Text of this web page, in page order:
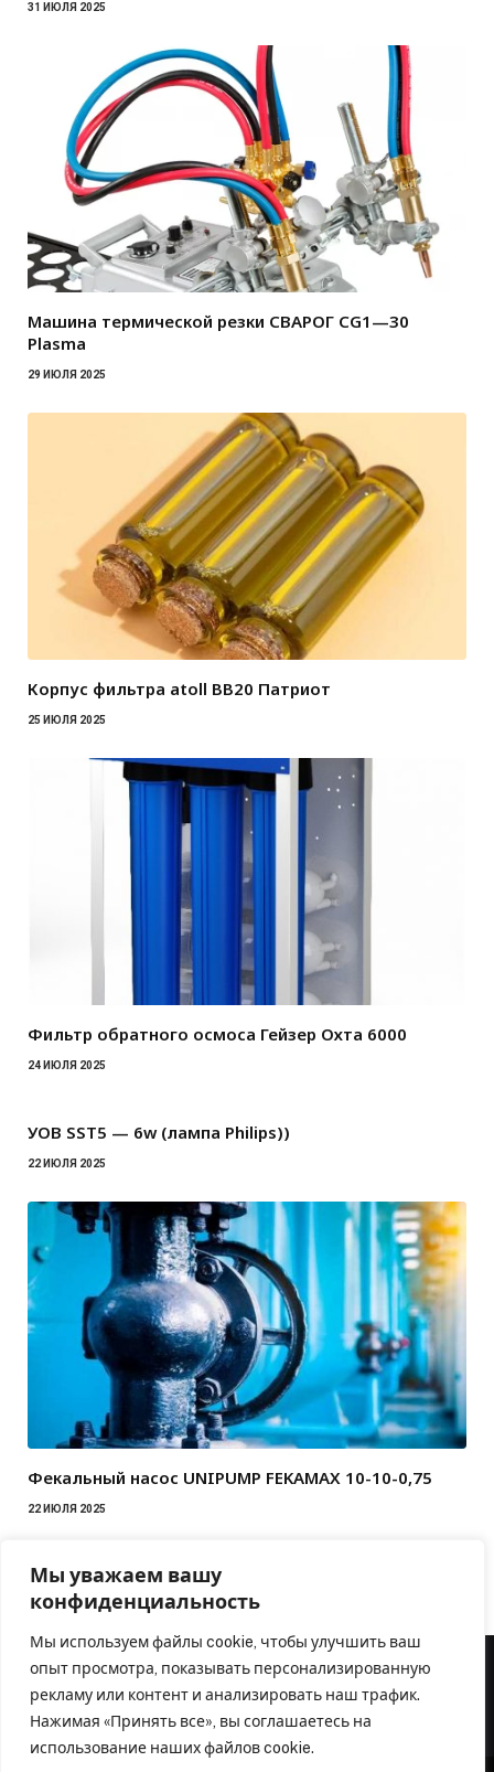
Мы уважаем вашу
конфиденциальность
Мы используем файлы cookie, чтобы улучшить ваш
опыт просмотра, показывать персонализированную
рекламу или контент и анализировать наш трафик.
Нажимая «Принять все», вы соглашаетесь на
использование наших файлов cookie.
31 ИЮЛЯ 2025
Машина термической резки СВАРОГ CG1—30
Plasma
29 ИЮЛЯ 2025
Корпус фильтра atoll BB20 Патриот
25 ИЮЛЯ 2025
Фильтр обратного осмоса Гейзер Охта 6000
24 ИЮЛЯ 2025
УОВ SST5 — 6w (лампа Philips))
22 ИЮЛЯ 2025
Фекальный насос UNIPUMP FEKAMAX 10-10-0,75
22 ИЮЛЯ 2025